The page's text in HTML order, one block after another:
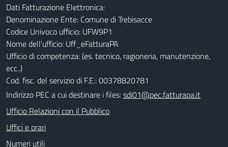
Dati Fatturazione Elettronica:
Denominazione Ente: Comune di Trebisacce
Codice Univoco ufficio: UFW9P1
Nome dell'ufficio: Uff_eFatturaPA
Ufficio di competenza: (es. tecnico, ragioneria, manutenzione,
ecc..)
Cod. fisc. del servizio di F.E.: 00378820781
Indirizzo PEC a cui destinare i files:sdi01@pec.fatturapa.it
Ufficio Relazioni con il Pubblico
Uffici e orari
Numeri utili